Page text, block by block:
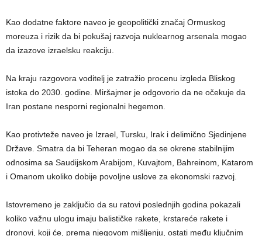
Kao dodatne faktore naveo je geopolitički značaj Ormuskog
moreuza i rizik da bi pokušaj razvoja nuklearnog arsenala mogao
da izazove izraelsku reakciju.
Na kraju razgovora voditelj je zatražio procenu izgleda Bliskog
istoka do 2030. godine. Miršajmer je odgovorio da ne očekuje da
Iran postane nesporni regionalni hegemon.
Kao protivteže naveo je Izrael, Tursku, Irak i delimično Sjedinjene
Države. Smatra da bi Teheran mogao da se okrene stabilnijim
odnosima sa Saudijskom Arabijom, Kuvajtom, Bahreinom, Katarom
i Omanom ukoliko dobije povoljne uslove za ekonomski razvoj.
Istovremeno je zaključio da su ratovi poslednjih godina pokazali
koliko važnu ulogu imaju balističke rakete, krstareće rakete i
dronovi, koji će, prema njegovom mišljenju, ostati među ključnim